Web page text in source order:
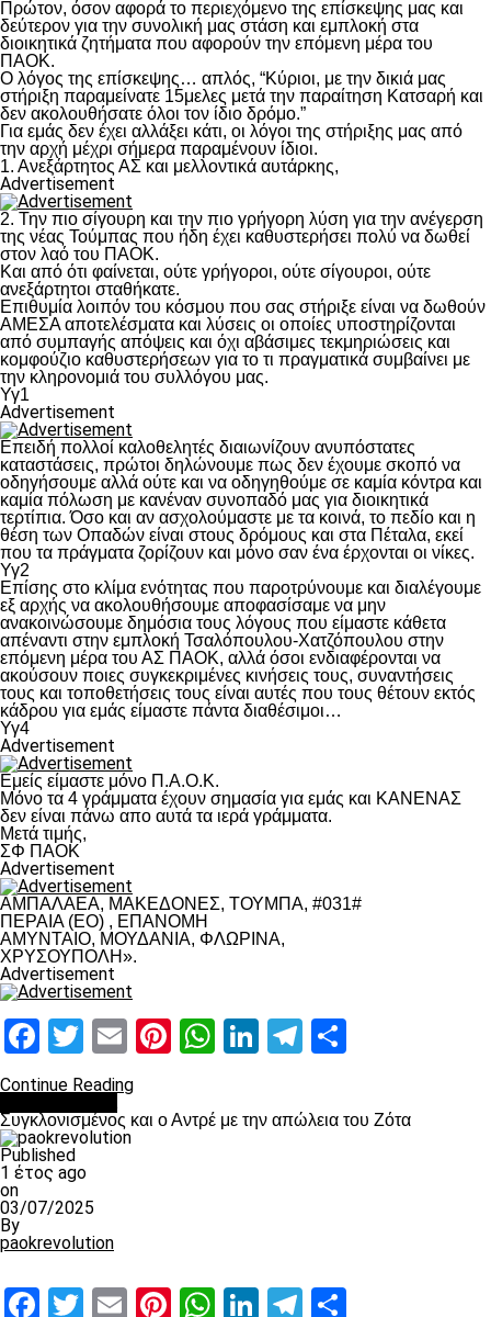
Πρώτον, όσον αφορά το περιεχόμενο της επίσκεψης μας και
δεύτερον για την συνολική μας στάση και εμπλοκή στα
διοικητικά ζητήματα που αφορούν την επόμενη μέρα του
ΠΑΟΚ.
Ο λόγος της επίσκεψης… απλός, “Κύριοι, με την δικιά μας
στήριξη παραμείνατε 15μελες μετά την παραίτηση Κατσαρή και
δεν ακολουθήσατε όλοι τον ίδιο δρόμο.”
Για εμάς δεν έχει αλλάξει κάτι, οι λόγοι της στήριξης μας από
την αρχή μέχρι σήμερα παραμένουν ίδιοι.
1. Ανεξάρτητος ΑΣ και μελλοντικά αυτάρκης,
Advertisement
2. Την πιο σίγουρη και την πιο γρήγορη λύση για την ανέγερση
της νέας Τούμπας που ήδη έχει καθυστερήσει πολύ να δωθεί
στον λαό του ΠΑΟΚ.
Και από ότι φαίνεται, ούτε γρήγοροι, ούτε σίγουροι, ούτε
ανεξάρτητοι σταθήκατε.
Επιθυμία λοιπόν του κόσμου που σας στήριξε είναι να δωθούν
ΑΜΕΣΑ αποτελέσματα και λύσεις οι οποίες υποστηρίζονται
από συμπαγής απόψεις και όχι αβάσιμες τεκμηριώσεις και
κομφούζιο καθυστερήσεων για το τι πραγματικά συμβαίνει με
την κληρονομιά του συλλόγου μας.
Υγ1
Advertisement
Επειδή πολλοί καλοθελητές διαιωνίζουν ανυπόστατες
καταστάσεις, πρώτοι δηλώνουμε πως δεν έχουμε σκοπό να
οδηγήσουμε αλλά ούτε και να οδηγηθούμε σε καμία κόντρα και
καμία πόλωση με κανέναν συνοπαδό μας για διοικητικά
τερτίπια. Όσο και αν ασχολούμαστε με τα κοινά, το πεδίο και η
θέση των Οπαδών είναι στους δρόμους και στα Πέταλα, εκεί
που τα πράγματα ζορίζουν και μόνο σαν ένα έρχονται οι νίκες.
Υγ2
Επίσης στο κλίμα ενότητας που παροτρύνουμε και διαλέγουμε
εξ αρχής να ακολουθήσουμε αποφασίσαμε να μην
ανακοινώσουμε δημόσια τους λόγους που είμαστε κάθετα
απέναντι στην εμπλοκή Τσαλόπουλου-Χατζόπουλου στην
επόμενη μέρα του ΑΣ ΠΑΟΚ, αλλά όσοι ενδιαφέρονται να
ακούσουν ποιες συγκεκριμένες κινήσεις τους, συναντήσεις
τους και τοποθετήσεις τους είναι αυτές που τους θέτουν εκτός
κάδρου για εμάς είμαστε πάντα διαθέσιμοι…
Υγ4
Advertisement
Εμείς είμαστε μόνο Π.Α.Ο.Κ.
Μόνο τα 4 γράμματα έχουν σημασία για εμάς και ΚΑΝΕΝΑΣ
δεν είναι πάνω απο αυτά τα ιερά γράμματα.
Μετά τιμής,
ΣΦ ΠΑΟΚ
Advertisement
ΑΜΠΑΛΑΕΑ, ΜΑΚΕΔΟΝΕΣ, ΤΟΥΜΠΑ, #031#
ΠΕΡΑΙΑ (ΕΟ) , ΕΠΑΝΟΜΗ
ΑΜΥΝΤΑΙΟ, ΜΟΥΔΑΝΙΑ, ΦΛΩΡΙΝΑ,
ΧΡΥΣΟΥΠΟΛΗ».
Advertisement
Facebook
Twitter
EmailPinterest
WhatsApp
LinkedIn
Telegram
Continue Reading
Συγκλονισμένος και ο Αντρέ με την απώλεια του Ζότα
Published
1 έτος ago
on
03/07/2025
By
paokrevolution
Facebook
Twitter
EmailPinterest
WhatsApp
LinkedIn
Telegram